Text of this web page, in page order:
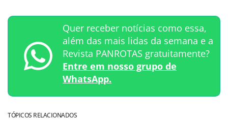
Quer receber notícias como essa,
além das mais lidas da semana e a
Revista PANROTAS gratuitamente?
Entre em nosso grupo de
WhatsApp.
TÓPICOS RELACIONADOS